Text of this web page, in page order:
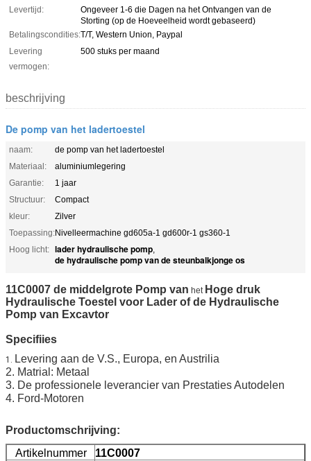
Levertijd:
Ongeveer 1-6 die Dagen na het Ontvangen van de
Storting (op de Hoeveelheid wordt gebaseerd)
Betalingscondities:T/T, Western Union, Paypal
Levering
vermogen:
500 stuks per maand
beschrijving
De pomp van het ladertoestel
naam:
de pomp van het ladertoestel
Materiaal:
aluminiumlegering
Garantie:
1 jaar
Structuur:
Compact
kleur:
Zilver
Toepassing:Nivelleermachine gd605a-1 gd600r-1 gs360-1
Hoog licht: lader hydraulische pomp,
de hydraulische pomp van de steunbalkjonge os
11C0007 de middelgrote Pomp van het Hoge druk
Hydraulische Toestel voor Lader of de Hydraulische
Pomp van Excavtor
Specifiies
1. Levering aan de V.S., Europa, en Austrilia
2. Matrial: Metaal
3. De professionele leverancier van Prestaties Autodelen
4. Ford-Motoren
Productomschrijving:
Artikelnummer
11C0007